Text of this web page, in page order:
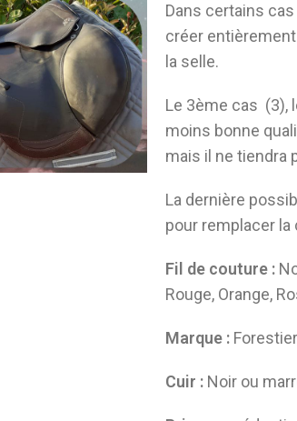
Dans certains
créer
la selle.
Le 3ème cas (3),
moins bonne
mais il ne tiendra
La dernière
pour remplacer
Fil de couture :
Rouge, Orange,
Marque :
Cuir :Noir ou